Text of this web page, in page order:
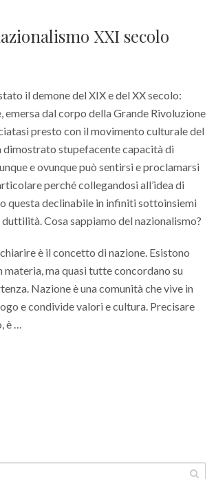
XXI secolo
il demone del XIX e del XX secolo:
emersa dal corpo della Grande Rivoluzione
presto con il movimento culturale del
dimostrato stupefacente capacità di
e ovunque può sentirsi e proclamarsi
perché collegandosi all’idea di
questa declinabile in infiniti sottoinsiemi
Cosa sappiamo del nazionalismo?
è il concetto di nazione. Esistono
materia, ma quasi tutte concordano su
Nazione è una comunità che vive in
e condivide valori e cultura. Precisare
è …